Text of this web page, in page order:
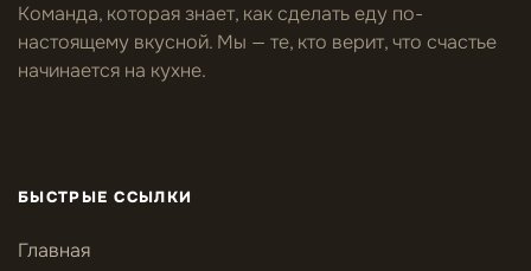
Команда, которая знает, как сделать еду по-
настоящему вкусной. Мы — те, кто верит, что счастье
начинается на кухне.
БЫСТРЫЕ ССЫЛКИ
Главная